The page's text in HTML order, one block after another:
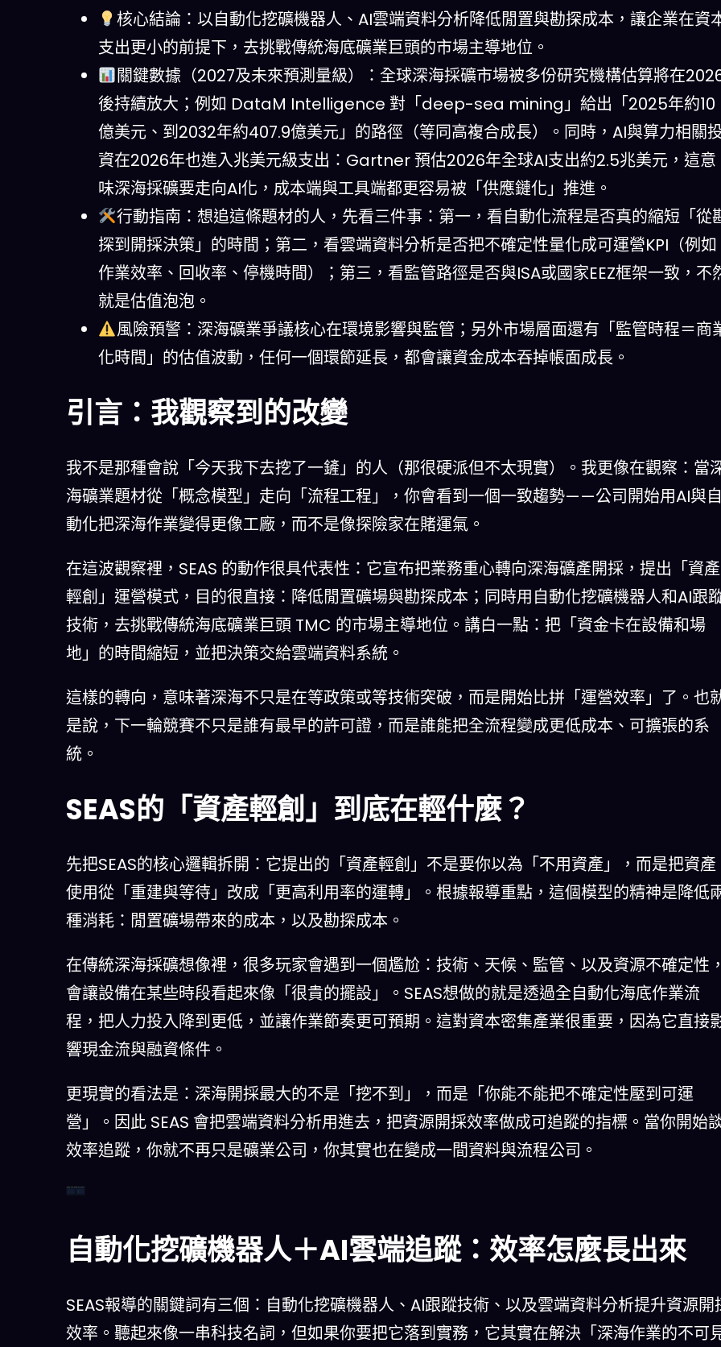
核心結論：以自動化挖礦機器人、AI雲端資料分析降低閒置與勘探成本，讓企業在資
支出更小的前提下，去挑戰傳統海底礦業巨頭的市場主導地位。
關鍵數據（2027及未來預測量級）：全球深海採礦市場被多份研究機構估算將在
後持續放大；例如 DataM Intelligence 對「deep-sea mining」給出「2025年約10
億美元、到2032年約407.9億美元」的路徑（等同高複合成長）。同時，AI與算力相關
資在2026年也進入兆美元級支出：Gartner 預估2026年全球AI支出約2.5兆美元，這意
味深海採礦要走向AI化，成本端與工具端都更容易被「供應鏈化」推進。
行動指南：想追這條題材的人，先看三件事：第一，看自動化流程是否真的縮短「從
探到開採決策」的時間；第二，看雲端資料分析是否把不確定性量化成可運營KPI（例如
作業效率、回收率、停機時間）；第三，看監管路徑是否與ISA或國家EEZ框架一致，不
就是估值泡泡。
風險預警：深海礦業爭議核心在環境影響與監管；另外市場層面還有「監管時程＝商
化時間」的估值波動，任何一個環節延長，都會讓資金成本吞掉帳面成長。
引言：我觀察到的改變
我不是那種會說「今天我下去挖了一鏟」的人（那很硬派但不太現實）。我更像在觀察：當
海礦業題材從「概念模型」走向「流程工程」，你會看到一個一致趨勢——公司開始用AI與自
動化把深海作業變得更像工廠，而不是像探險家在賭運氣。
在這波觀察裡，SEAS 的動作很具代表性：它宣布把業務重心轉向深海礦產開採，提出「資產
輕創」運營模式，目的很直接：降低閒置礦場與勘探成本；同時用自動化挖礦機器人和AI跟
技術，去挑戰傳統海底礦業巨頭 TMC 的市場主導地位。講白一點：把「資金卡在設備和場
地」的時間縮短，並把決策交給雲端資料系統。
這樣的轉向，意味著深海不只是在等政策或等技術突破，而是開始比拼「運營效率」了。也
是說，下一輪競賽不只是誰有最早的許可證，而是誰能把全流程變成更低成本、可擴張的系
統。
SEAS的「資產輕創」到底在輕什麼？
先把SEAS的核心邏輯拆開：它提出的「資產輕創」不是要你以為「不用資產」，而是把資產
使用從「重建與等待」改成「更高利用率的運轉」。根據報導重點，這個模型的精神是降低
種消耗：閒置礦場帶來的成本，以及勘探成本。
在傳統深海採礦想像裡，很多玩家會遇到一個尷尬：技術、天候、監管、以及資源不確定性，
會讓設備在某些時段看起來像「很貴的擺設」。SEAS想做的就是透過全自動化海底作業流
程，把人力投入降到更低，並讓作業節奏更可預期。這對資本密集產業很重要，因為它直接
響現金流與融資條件。
更現實的看法是：深海開採最大的不是「挖不到」，而是「你能不能把不確定性壓到可運
營」。因此 SEAS 會把雲端資料分析用進去，把資源開採效率做成可追蹤的指標。當你開始
效率追蹤，你就不再只是礦業公司，你其實也在變成一間資料與流程公司。
自動化挖礦機器人＋AI雲端追蹤：效率怎麼長出來
SEAS報導的關鍵詞有三個：自動化挖礦機器人、AI跟蹤技術、以及雲端資料分析提升資源開
效率。聽起來像一串科技名詞，但如果你要把它落到實務，它其實在解決「深海作業的不可